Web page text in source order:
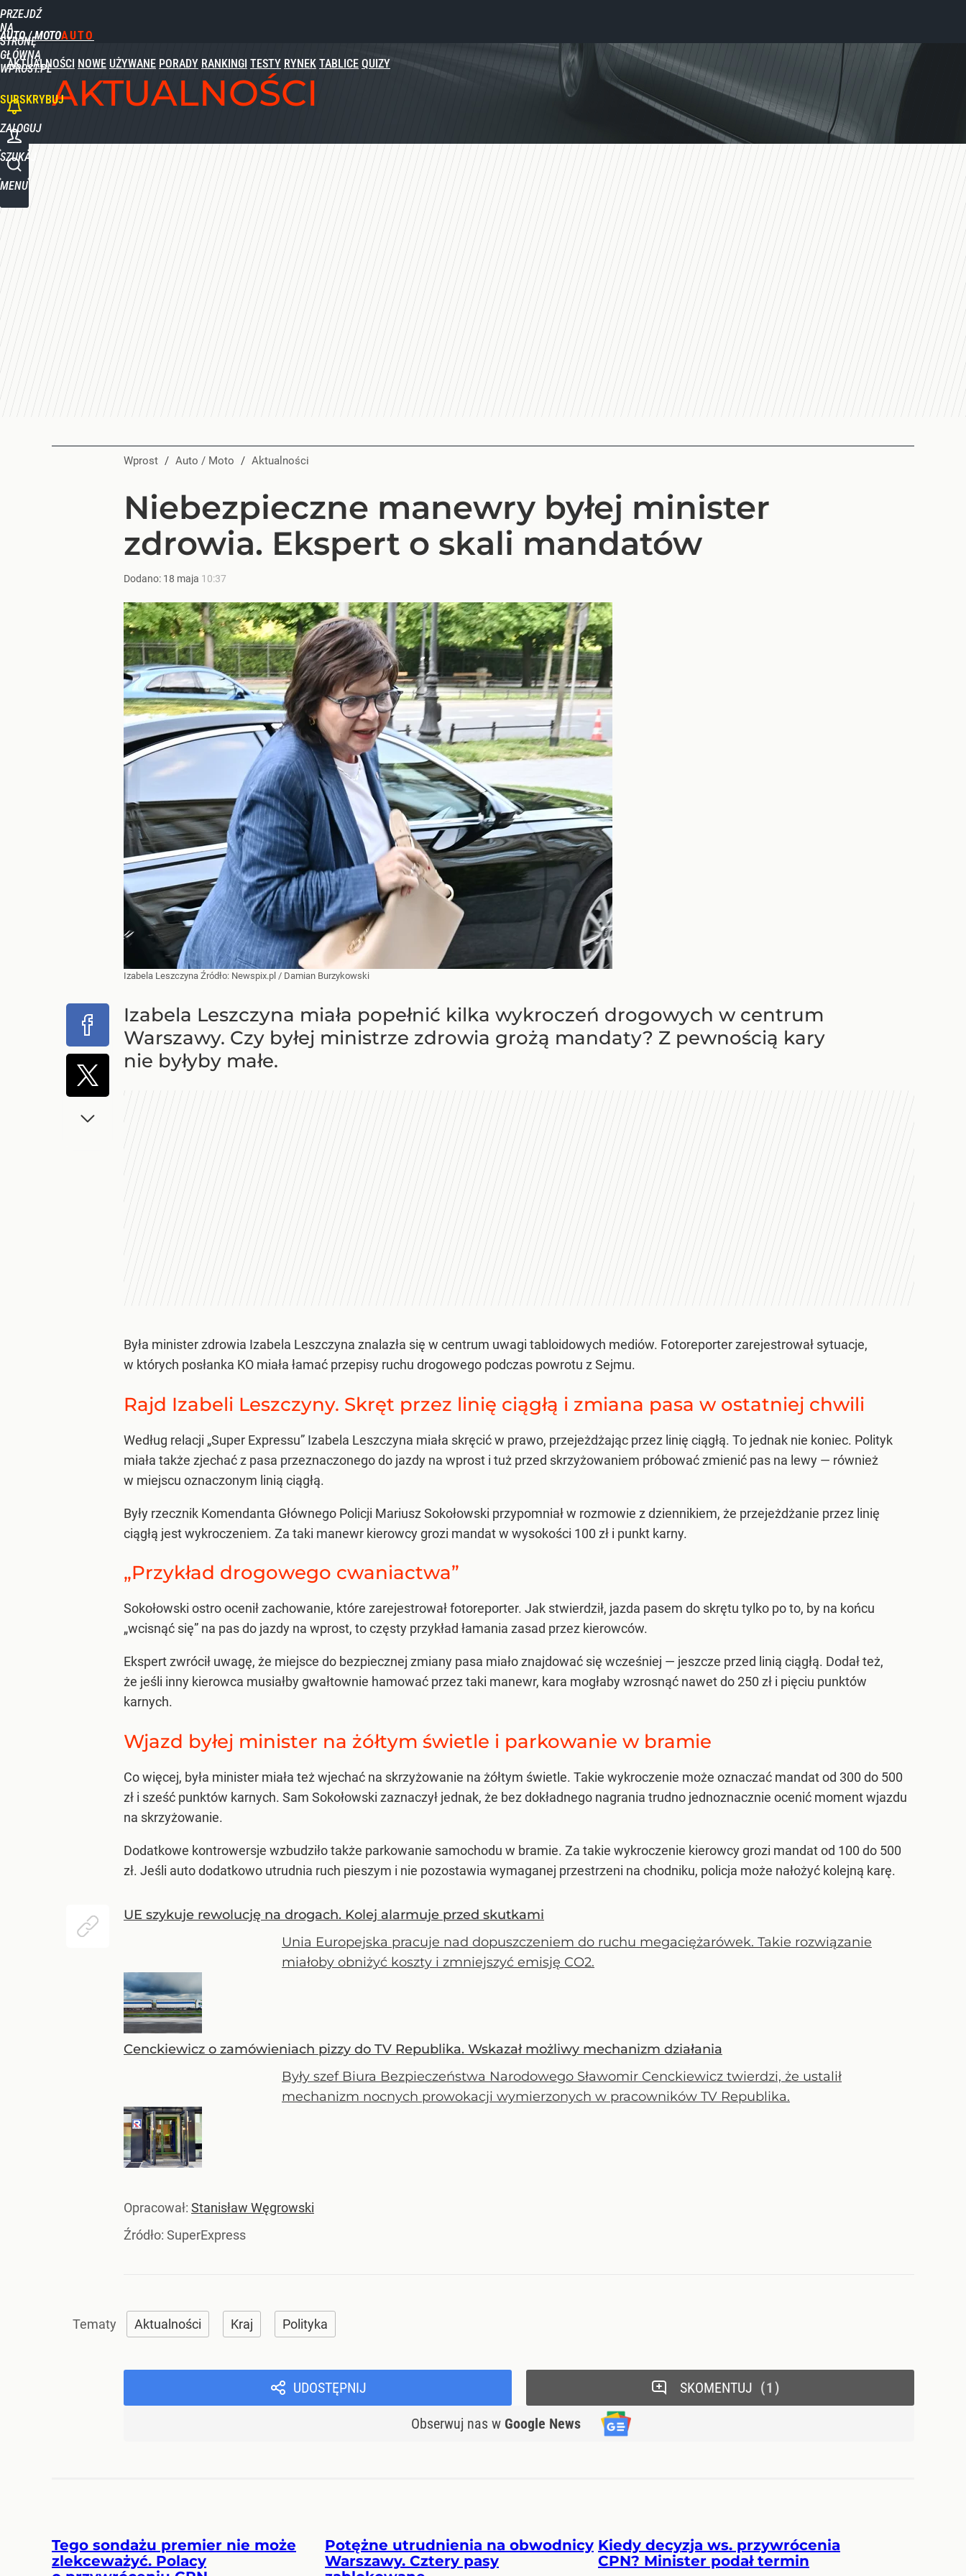
PRZEJDŹ
NA
STRONĘ
GŁÓWNĄ
WPROST.PL
AUTO / MOTO
AKTUALNOŚCI NOWE UŻYWANE PORADY RANKINGI TESTY RYNEK TABLICE QUIZY
SUBSKRYBUJ
ZALOGUJ
SZUKAJ
MENU
AKTUALNOŚCI
Wprost / Auto / Moto / Aktualności
Niebezpieczne manewry byłej minister
zdrowia. Ekspert o skali mandatów
Dodano: 18 maja 10:37
Izabela Leszczyna Źródło: Newspix.pl / Damian Burzykowski
Izabela Leszczyna miała popełnić kilka wykroczeń drogowych w centrum
Warszawy. Czy byłej ministrze zdrowia grożą mandaty? Z pewnością kary
nie byłyby małe.
Była minister zdrowia Izabela Leszczyna znalazła się w centrum uwagi tabloidowych mediów. Fotoreporter zarejestrował sytuacje,
w których posłanka KO miała łamać przepisy ruchu drogowego podczas powrotu z Sejmu.
Rajd Izabeli Leszczyny. Skręt przez linię ciągłą i zmiana pasa w ostatniej chwili
Według relacji „Super Expressu” Izabela Leszczyna miała skręcić w prawo, przejeżdżając przez linię ciągłą. To jednak nie koniec. Polityk
miała także zjechać z pasa przeznaczonego do jazdy na wprost i tuż przed skrzyżowaniem próbować zmienić pas na lewy — również
w miejscu oznaczonym linią ciągłą.
Były rzecznik Komendanta Głównego Policji Mariusz Sokołowski przypomniał w rozmowie z dziennikiem, że przejeżdżanie przez linię
ciągłą jest wykroczeniem. Za taki manewr kierowcy grozi mandat w wysokości 100 zł i punkt karny.
„Przykład drogowego cwaniactwa”
Sokołowski ostro ocenił zachowanie, które zarejestrował fotoreporter. Jak stwierdził, jazda pasem do skrętu tylko po to, by na końcu
„wcisnąć się” na pas do jazdy na wprost, to częsty przykład łamania zasad przez kierowców.
Ekspert zwrócił uwagę, że miejsce do bezpiecznej zmiany pasa miało znajdować się wcześniej — jeszcze przed linią ciągłą. Dodał też,
że jeśli inny kierowca musiałby gwałtownie hamować przez taki manewr, kara mogłaby wzrosnąć nawet do 250 zł i pięciu punktów
karnych.
Wjazd byłej minister na żółtym świetle i parkowanie w bramie
Co więcej, była minister miała też wjechać na skrzyżowanie na żółtym świetle. Takie wykroczenie może oznaczać mandat od 300 do 500
zł i sześć punktów karnych. Sam Sokołowski zaznaczył jednak, że bez dokładnego nagrania trudno jednoznacznie ocenić moment wjazdu
na skrzyżowanie.
Dodatkowe kontrowersje wzbudziło także parkowanie samochodu w bramie. Za takie wykroczenie kierowcy grozi mandat od 100 do 500
zł. Jeśli auto dodatkowo utrudnia ruch pieszym i nie pozostawia wymaganej przestrzeni na chodniku, policja może nałożyć kolejną karę.
UE szykuje rewolucję na drogach. Kolej alarmuje przed skutkami
Unia Europejska pracuje nad dopuszczeniem do ruchu megaciężarówek. Takie rozwiązanie
miałoby obniżyć koszty i zmniejszyć emisję CO2.
Cenckiewicz o zamówieniach pizzy do TV Republika. Wskazał możliwy mechanizm działania
Były szef Biura Bezpieczeństwa Narodowego Sławomir Cenckiewicz twierdzi, że ustalił
mechanizm nocnych prowokacji wymierzonych w pracowników TV Republika.
Opracował: Stanisław Węgrowski
Źródło: SuperExpress
Aktualności Kraj Polityka
UDOSTĘPNIJ
Obserwuj nas w Google News
SKOMENTUJ 1
Tego sondażu premier nie może
zlekceważyć. Polacy
Potężne utrudnienia na obwodnicy
Warszawy. Cztery pasy
Kiedy decyzja ws. przywrócenia
CPN? Minister podał termin